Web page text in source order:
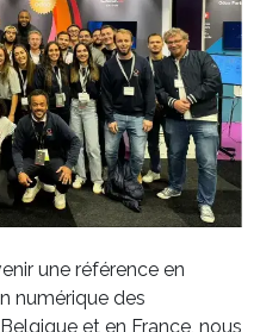
une référence en
numérique des
et en France, nous